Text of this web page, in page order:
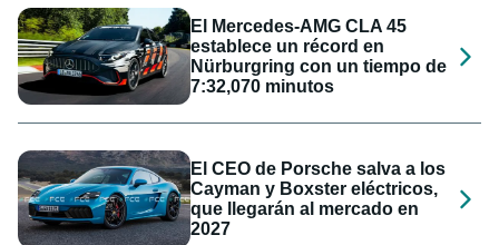
El Mercedes-AMG CLA 45
establece un récord en
Nürburgring con un tiempo de
7:32,070 minutos
El CEO de Porsche salva a los
Cayman y Boxster eléctricos,
que llegarán al mercado en
2027